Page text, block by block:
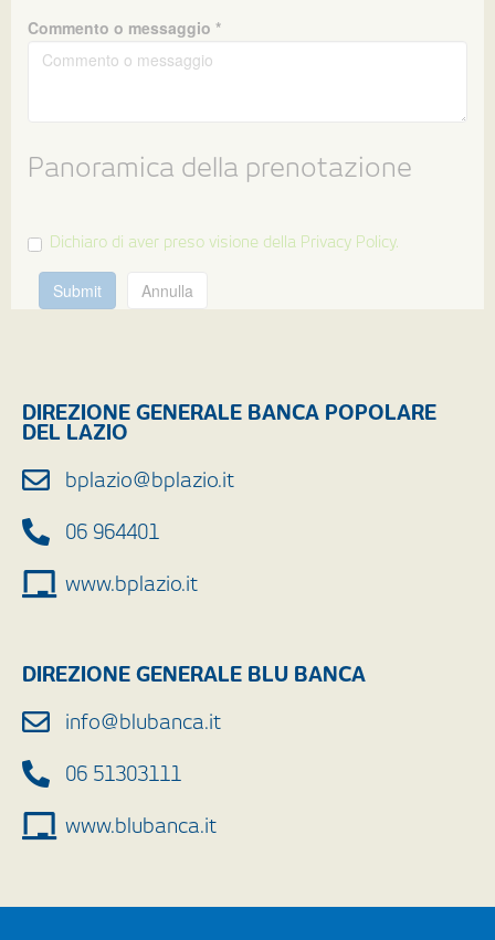
Commento o messaggio *
Panoramica della prenotazione
Dichiaro di aver preso visione della Privacy Policy.
Submit Annulla
DIREZIONE GENERALE BANCA POPOLARE
DEL LAZIO
bplazio@bplazio.it
06 964401
www.bplazio.it
DIREZIONE GENERALE BLU BANCA
info@blubanca.it
06 51303111
www.blubanca.it